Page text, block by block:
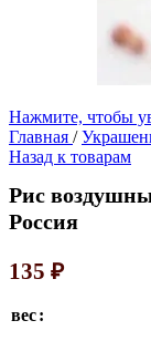
Нажмите, чтобы
Главная /
Назад к товарам
Рис
Россия
135 ₽
вес